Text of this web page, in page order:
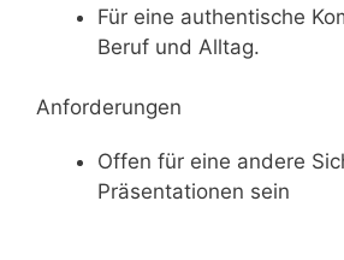
Für eine authentische
Beruf und Alltag.
Anforderungen
Offen für eine andere
Präsentationen sein